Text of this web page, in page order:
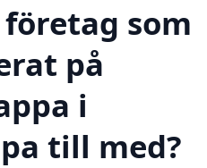
som
på
i
till med?